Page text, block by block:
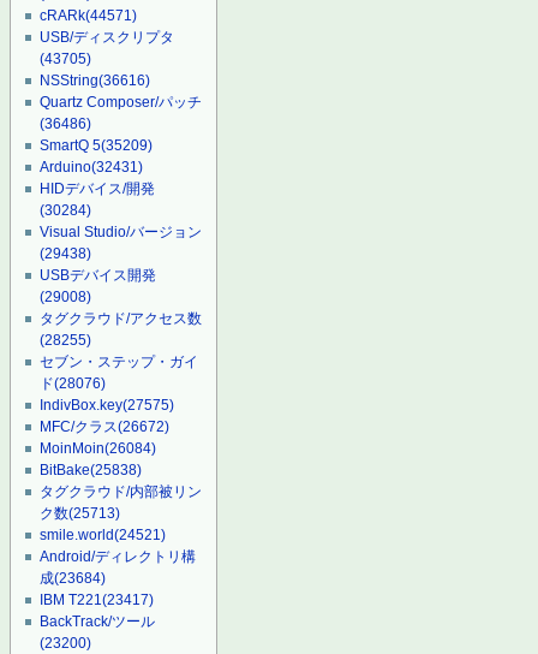
cRARk(44571)
USB/ディスクリプタ
(43705)
NSString(36616)
Quartz Composer/パッチ
(36486)
SmartQ 5(35209)
Arduino(32431)
HIDデバイス/開発
(30284)
Visual Studio/バージョン
(29438)
USBデバイス開発
(29008)
タグクラウド/アクセス数
(28255)
セブン・ステップ・ガイ
ド(28076)
IndivBox.key(27575)
MFC/クラス(26672)
MoinMoin(26084)
BitBake(25838)
タグクラウド/内部被リン
ク数(25713)
smile.world(24521)
Android/ディレクトリ構
成(23684)
IBM T221(23417)
BackTrack/ツール
(23200)